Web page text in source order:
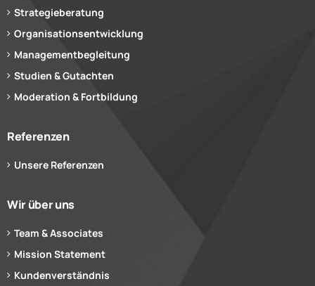
Strategieberatung
Organisationsentwicklung
Managementbegleitung
Studien & Gutachten
Moderation & Fortbildung
Referenzen
Unsere Referenzen
Wir über uns
Team & Associates
Mission Statement
Kundenverständnis